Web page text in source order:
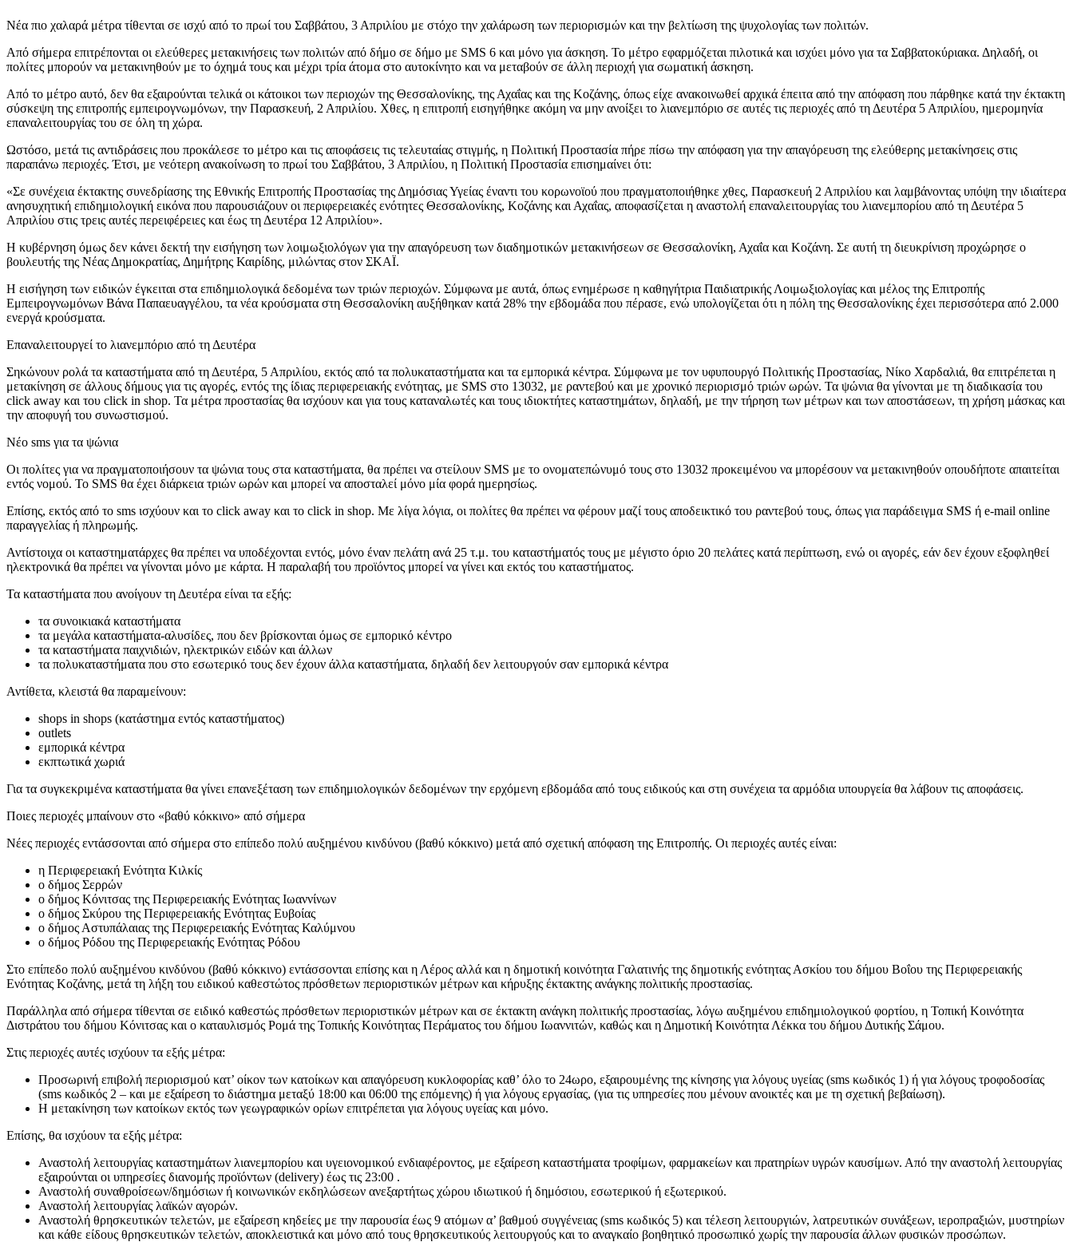
Νέα πιο χαλαρά μέτρα τίθενται σε ισχύ από το πρωί του Σαββάτου, 3 Απριλίου με στόχο την χαλάρωση των περιορισμών και την βελτίωση της ψυχολογίας των πολιτών.
Από σήμερα επιτρέπονται οι ελεύθερες μετακινήσεις των πολιτών από δήμο σε δήμο με SMS 6 και μόνο για άσκηση. Το μέτρο εφαρμόζεται πιλοτικά και ισχύει μόνο για τα Σαββατοκύριακα. Δηλαδή, οι
πολίτες μπορούν να μετακινηθούν με το όχημά τους και μέχρι τρία άτομα στο αυτοκίνητο και να μεταβούν σε άλλη περιοχή για σωματική άσκηση.
Από το μέτρο αυτό, δεν θα εξαιρούνται τελικά οι κάτοικοι των περιοχών της Θεσσαλονίκης, της Αχαΐας και της Κοζάνης, όπως είχε ανακοινωθεί αρχικά έπειτα από την απόφαση που πάρθηκε κατά την έκτακτη
σύσκεψη της επιτροπής εμπειρογνωμόνων, την Παρασκευή, 2 Απριλίου. Χθες, η επιτροπή εισηγήθηκε ακόμη να μην ανοίξει το λιανεμπόριο σε αυτές τις περιοχές από τη Δευτέρα 5 Απριλίου, ημερομηνία
επαναλειτουργίας του σε όλη τη χώρα.
Ωστόσο, μετά τις αντιδράσεις που προκάλεσε το μέτρο και τις αποφάσεις τις τελευταίας στιγμής, η Πολιτική Προστασία πήρε πίσω την απόφαση για την απαγόρευση της ελεύθερης μετακίνησεις στις
παραπάνω περιοχές. Έτσι, με νεότερη ανακοίνωση το πρωί του Σαββάτου, 3 Απριλίου, η Πολιτική Προστασία επισημαίνει ότι:
«Σε συνέχεια έκτακτης συνεδρίασης της Εθνικής Επιτροπής Προστασίας της Δημόσιας Υγείας έναντι του κορωνοϊού που πραγματοποιήθηκε χθες, Παρασκευή 2 Απριλίου και λαμβάνοντας υπόψη την ιδιαίτερα
ανησυχητική επιδημιολογική εικόνα που παρουσιάζουν οι περιφερειακές ενότητες Θεσσαλονίκης, Κοζάνης και Αχαΐας, αποφασίζεται η αναστολή επαναλειτουργίας του λιανεμπορίου από τη Δευτέρα 5
Απριλίου στις τρεις αυτές περειφέρειες και έως τη Δευτέρα 12 Απριλίου».
Η κυβέρνηση όμως δεν κάνει δεκτή την εισήγηση των λοιμωξιολόγων για την απαγόρευση των διαδημοτικών μετακινήσεων σε Θεσσαλονίκη, Αχαΐα και Κοζάνη. Σε αυτή τη διευκρίνιση προχώρησε ο
βουλευτής της Νέας Δημοκρατίας, Δημήτρης Καιρίδης, μιλώντας στον ΣΚΑΪ.
Η εισήγηση των ειδικών έγκειται στα επιδημιολογικά δεδομένα των τριών περιοχών. Σύμφωνα με αυτά, όπως ενημέρωσε η καθηγήτρια Παιδιατρικής Λοιμωξιολογίας και μέλος της Επιτροπής
Εμπειρογνωμόνων Βάνα Παπαευαγγέλου, τα νέα κρούσματα στη Θεσσαλονίκη αυξήθηκαν κατά 28% την εβδομάδα που πέρασε, ενώ υπολογίζεται ότι η πόλη της Θεσσαλονίκης έχει περισσότερα από 2.000
ενεργά κρούσματα.
Επαναλειτουργεί το λιανεμπόριο από τη Δευτέρα
Σηκώνουν ρολά τα καταστήματα από τη Δευτέρα, 5 Απριλίου, εκτός από τα πολυκαταστήματα και τα εμπορικά κέντρα. Σύμφωνα με τον υφυπουργό Πολιτικής Προστασίας, Νίκο Χαρδαλιά, θα επιτρέπεται η
μετακίνηση σε άλλους δήμους για τις αγορές, εντός της ίδιας περιφερειακής ενότητας, με SMS στο 13032, με ραντεβού και με χρονικό περιορισμό τριών ωρών. Τα ψώνια θα γίνονται με τη διαδικασία του
click away και του click in shop. Τα μέτρα προστασίας θα ισχύουν και για τους καταναλωτές και τους ιδιοκτήτες καταστημάτων, δηλαδή, με την τήρηση των μέτρων και των αποστάσεων, τη χρήση μάσκας και
την αποφυγή του συνωστισμού.
Νέο sms για τα ψώνια
Οι πολίτες για να πραγματοποιήσουν τα ψώνια τους στα καταστήματα, θα πρέπει να στείλουν SMS με το ονοματεπώνυμό τους στο 13032 προκειμένου να μπορέσουν να μετακινηθούν οπουδήποτε απαιτείται
εντός νομού. Το SMS θα έχει διάρκεια τριών ωρών και μπορεί να αποσταλεί μόνο μία φορά ημερησίως.
Επίσης, εκτός από το sms ισχύουν και το click away και το click in shop. Με λίγα λόγια, οι πολίτες θα πρέπει να φέρουν μαζί τους αποδεικτικό του ραντεβού τους, όπως για παράδειγμα SMS ή e-mail online
παραγγελίας ή πληρωμής.
Αντίστοιχα οι καταστηματάρχες θα πρέπει να υποδέχονται εντός, μόνο έναν πελάτη ανά 25 τ.μ. του καταστήματός τους με μέγιστο όριο 20 πελάτες κατά περίπτωση, ενώ οι αγορές, εάν δεν έχουν εξοφληθεί
ηλεκτρονικά θα πρέπει να γίνονται μόνο με κάρτα. Η παραλαβή του προϊόντος μπορεί να γίνει και εκτός του καταστήματος.
Τα καταστήματα που ανοίγουν τη Δευτέρα είναι τα εξής:
τα συνοικιακά καταστήματα
τα μεγάλα καταστήματα-αλυσίδες, που δεν βρίσκονται όμως σε εμπορικό κέντρο
τα καταστήματα παιχνιδιών, ηλεκτρικών ειδών και άλλων
τα πολυκαταστήματα που στο εσωτερικό τους δεν έχουν άλλα καταστήματα, δηλαδή δεν λειτουργούν σαν εμπορικά κέντρα
Αντίθετα, κλειστά θα παραμείνουν:
shops in shops (κατάστημα εντός καταστήματος)
outlets
εμπορικά κέντρα
εκπτωτικά χωριά
Για τα συγκεκριμένα καταστήματα θα γίνει επανεξέταση των επιδημιολογικών δεδομένων την ερχόμενη εβδομάδα από τους ειδικούς και στη συνέχεια τα αρμόδια υπουργεία θα λάβουν τις αποφάσεις.
Ποιες περιοχές μπαίνουν στο «βαθύ κόκκινο» από σήμερα
Νέες περιοχές εντάσσονται από σήμερα στο επίπεδο πολύ αυξημένου κινδύνου (βαθύ κόκκινο) μετά από σχετική απόφαση της Επιτροπής. Οι περιοχές αυτές είναι:
η Περιφερειακή Ενότητα Κιλκίς
o δήμος Σερρών
ο δήμος Κόνιτσας της Περιφερειακής Ενότητας Ιωαννίνων
ο δήμος Σκύρου της Περιφερειακής Ενότητας Ευβοίας
ο δήμος Αστυπάλαιας της Περιφερειακής Ενότητας Καλύμνου
ο δήμος Ρόδου της Περιφερειακής Ενότητας Ρόδου
Στο επίπεδο πολύ αυξημένου κινδύνου (βαθύ κόκκινο) εντάσσονται επίσης και η Λέρος αλλά και η δημοτική κοινότητα Γαλατινής της δημοτικής ενότητας Ασκίου του δήμου Βοΐου της Περιφερειακής
Ενότητας Κοζάνης, μετά τη λήξη του ειδικού καθεστώτος πρόσθετων περιοριστικών μέτρων και κήρυξης έκτακτης ανάγκης πολιτικής προστασίας.
Παράλληλα από σήμερα τίθενται σε ειδικό καθεστώς πρόσθετων περιοριστικών μέτρων και σε έκτακτη ανάγκη πολιτικής προστασίας, λόγω αυξημένου επιδημιολογικού φορτίου, η Τοπική Κοινότητα
Διστράτου του δήμου Κόνιτσας και ο καταυλισμός Ρομά της Τοπικής Κοινότητας Περάματος του δήμου Ιωαννιτών, καθώς και η Δημοτική Κοινότητα Λέκκα του δήμου Δυτικής Σάμου.
Στις περιοχές αυτές ισχύουν τα εξής μέτρα:
Προσωρινή επιβολή περιορισμού κατ’ οίκον των κατοίκων και απαγόρευση κυκλοφορίας καθ’ όλο το 24ωρο, εξαιρουμένης της κίνησης για λόγους υγείας (sms κωδικός 1) ή για λόγους τροφοδοσίας
(sms κωδικός 2 – και με εξαίρεση το διάστημα μεταξύ 18:00 και 06:00 της επόμενης) ή για λόγους εργασίας, (για τις υπηρεσίες που μένουν ανοικτές και με τη σχετική βεβαίωση).
Η μετακίνηση των κατοίκων εκτός των γεωγραφικών ορίων επιτρέπεται για λόγους υγείας και μόνο.
Επίσης, θα ισχύουν τα εξής μέτρα:
Αναστολή λειτουργίας καταστημάτων λιανεμπορίου και υγειονομικού ενδιαφέροντος, με εξαίρεση καταστήματα τροφίμων, φαρμακείων και πρατηρίων υγρών καυσίμων. Από την αναστολή λειτουργίας
εξαιρούνται οι υπηρεσίες διανομής προϊόντων (delivery) έως τις 23:00 .
Αναστολή συναθροίσεων/δημόσιων ή κοινωνικών εκδηλώσεων ανεξαρτήτως χώρου ιδιωτικού ή δημόσιου, εσωτερικού ή εξωτερικού.
Αναστολή λειτουργίας λαϊκών αγορών.
Αναστολή θρησκευτικών τελετών, με εξαίρεση κηδείες με την παρουσία έως 9 ατόμων α’ βαθμού συγγένειας (sms κωδικός 5) και τέλεση λειτουργιών, λατρευτικών συνάξεων, ιεροπραξιών, μυστηρίων
και κάθε είδους θρησκευτικών τελετών, αποκλειστικά και μόνο από τους θρησκευτικούς λειτουργούς και το αναγκαίο βοηθητικό προσωπικό χωρίς την παρουσία άλλων φυσικών προσώπων.